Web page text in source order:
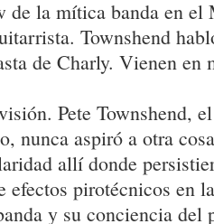
la mítica banda en el
Townshend
de Charly. Vienen en
Pete Townshend,
nunca aspiró a otra
allí donde
efectos pirotécnicos en
y su conciencia del